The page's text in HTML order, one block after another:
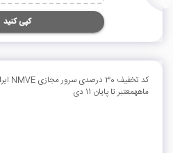
کپی کنید
ماههمعتبر تا پایان 11 دی